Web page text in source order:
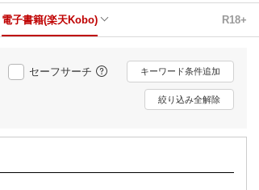
楽天ミュージック
動画配信
楽天TV
動画配信ガイド
無料テレビ
チケット
電子書籍(楽天Kobo) R18+
セーフサーチ キーワード条件追加
絞り込み全解除